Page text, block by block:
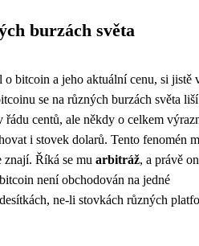
burzách světa
bitcoin a jeho aktuální cenu, si jistě
se na různých burzách světa
centů, ale někdy o celkem
i stovek dolarů. Tento fenomén
znají. Říká se mu arbitráž, a právě
není obchodován na jedné
ne-li stovkách různých